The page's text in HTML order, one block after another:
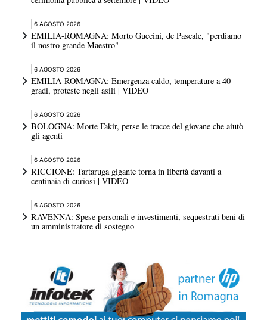
fondamentale per l'intera comunità". Per chi viola i
divieti sono previste sanzioni da 150 euro per la prima
infrazione delle utenze domestiche fino a mille euro
dalla terza in poi; per i grandi consumatori e le utenze
non domestiche le sanzioni vanno da 500 a duemila
euro. Scatterà inoltre una maggiorazione tariffaria di 20
euro per ogni metro cubo consumato oltre i 30 mensili
dalle utenze domestiche.
6 AGOSTO 2026
EMILIA-ROMAGNA: Morto Guccini, de Pascale, "perdiamo
il nostro grande Maestro"
6 AGOSTO 2026
EMILIA-ROMAGNA: Emergenza caldo, temperature a 40
gradi, proteste negli asili | VIDEO
6 AGOSTO 2026
BOLOGNA: Morte Fakir, perse le tracce del giovane che aiutò
gli agenti
6 AGOSTO 2026
RICCIONE: Tartaruga gigante torna in libertà davanti a
centinaia di curiosi | VIDEO
6 AGOSTO 2026
RAVENNA: Spese personali e investimenti, sequestrati beni di
un amministratore di sostegno